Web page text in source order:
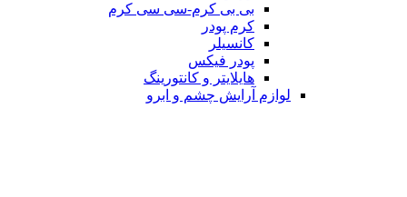
بی بی کرم-سی سی کرم
کرم پودر
کانسیلر
پودر فیکس
هایلایتر و کانتورینگ
لوازم آرایش چشم و ابرو